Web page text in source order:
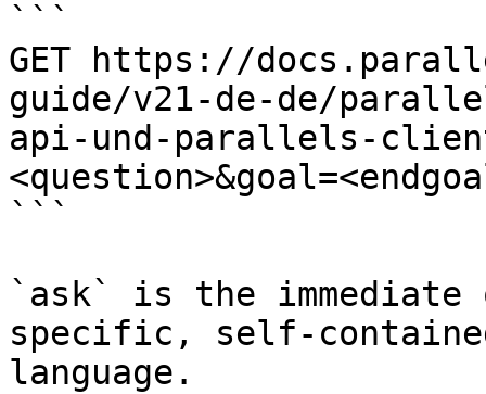
```
GET https://
guide/v21-de-de/
api-und-parallels-
```
`ask` is the
specific, self-
language.